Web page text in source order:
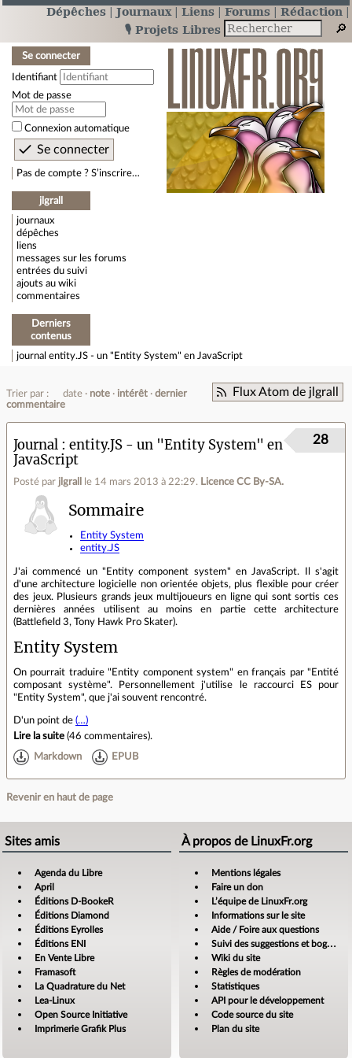
Dépêches Journaux Liens Forums
Rédaction
🎙️ Projets Libres
Se connecter
Identifiant
Mot de passe
Connexion automatique
Pas de compte ? S’inscrire…
jlgrall
journaux
dépêches
liens
messages sur les forums
entrées du suivi
ajouts au wiki
commentaires
Derniers
contenus
journal entity.JS - un "Entity System" en JavaScript
Flux Atom de jlgrall
Trier par : date note intérêt
dernier
commentaire
Journal
entity.JS - un "Entity System" en
JavaScript
Posté par jlgrall le 14 mars 2013 à 22:29. Licence CC By‑SA.
28
Sommaire
Entity System
entity.JS
J'ai commencé un "Entity component system" en JavaScript. Il s'agit
d'une architecture logicielle non orientée objets, plus flexible pour créer
des jeux. Plusieurs grands jeux multijoueurs en ligne qui sont sortis ces
dernières années utilisent au moins en partie cette architecture
(Battlefield 3, Tony Hawk Pro Skater).
Entity System
On pourrait traduire "Entity component system" en français par "Entité
composant système". Personnellement j'utilise le raccourci ES pour
"Entity System", que j'ai souvent rencontré.
D'un point de (…)
Lire la suite (46 commentaires).
Markdown EPUB
Revenir en haut de page
Sites amis
Agenda du Libre
April
Éditions D-BookeR
Éditions Diamond
Éditions Eyrolles
Éditions ENI
En Vente Libre
Framasoft
La Quadrature du Net
Lea-Linux
Open Source Initiative
Imprimerie Grafik Plus
À propos de LinuxFr.org
Mentions légales
Faire un don
L’équipe de LinuxFr.org
Informations sur le site
Aide / Foire aux questions
Suivi des suggestions et bogues
Wiki du site
Règles de modération
Statistiques
API pour le développement
Code source du site
Plan du site